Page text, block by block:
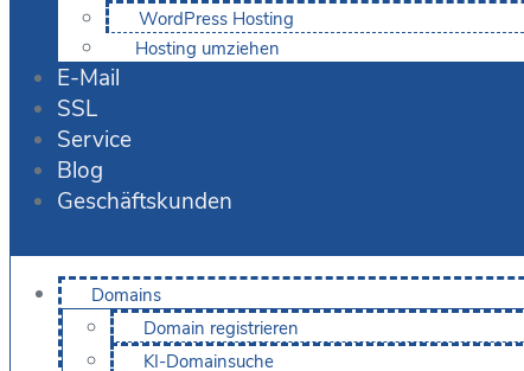
WordPress Hosting
Hosting umziehen
E-Mail
SSL
Service
Blog
Geschäftskunden
Domains
Domain registrieren
KI-Domainsuche